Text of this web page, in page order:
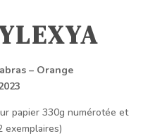
– Orange
papier 330g numérotée et
exemplaires)